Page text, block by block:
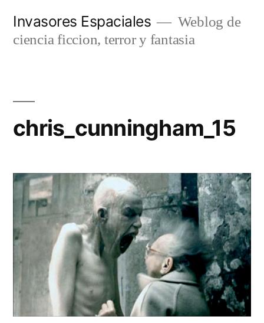
Invasores Espaciales
Weblog de
ciencia ficcion, terror y fantasia
chris_cunningham_15